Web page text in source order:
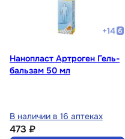
+14
Нанопласт Артроген Гель-
бальзам 50 мл
В наличии в 16 аптеках
473 ₽